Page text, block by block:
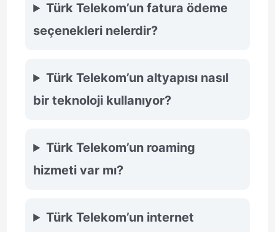
Türk Telekom’un fatura ödeme
seçenekleri nelerdir?
Türk Telekom’un altyapısı nasıl
bir teknoloji kullanıyor?
Türk Telekom’un roaming
hizmeti var mı?
Türk Telekom’un internet